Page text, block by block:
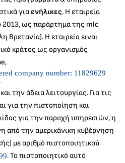
γιαενήλικες. Η εταιρεία
2013, ως παράρτημα της mlc
H εταιρεία ειναι
κράτος ως οργανισμός
company number: 11829629
την άδεια λειτουργίας. Για τις
για την πιστοποίηση και
για την παροχή υπηρεσιών, η
από την αμερικάνικη κυβέρνηση
με αριθμό πιστοποιητικού
. Το πιστοποιητικό αυτό